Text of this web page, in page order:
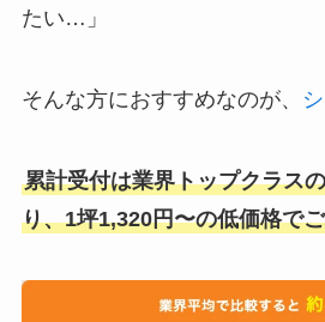
たい…」
そんな方におすすめなのが、
累計受付は業界トップクラス
り、1坪1,320円〜の低価格で